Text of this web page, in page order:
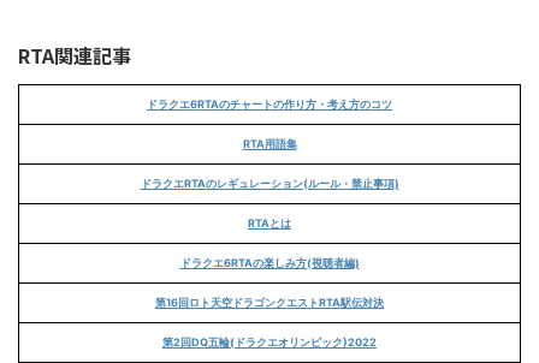
RTA関連記事
ドラクエ6RTAのチャートの作り方・考え方のコツ
RTA用語集
ドラクエRTAのレギュレーション(ルール・禁止事項)
RTAとは
ドラクエ6RTAの楽しみ方(視聴者編)
第16回ロト天空ドラゴンクエストRTA駅伝対決
第2回DQ五輪(ドラクエオリンピック)2022